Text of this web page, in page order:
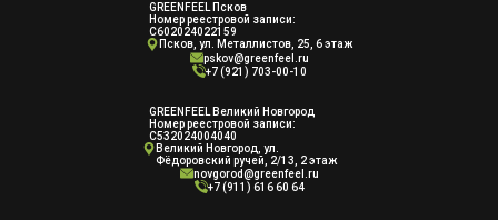
GREENFEEL Псков
Номер реестровой записи:
С602024022159
Псков, ул. Металлистов, 25, 6 этаж
pskov@greenfeel.ru
+7 (921) 703-00-10
GREENFEEL Великий Новгород
Номер реестровой записи:
С532024004040
Великий Новгород, ул.
Фёдоровский ручей, 2/13, 2 этаж
novgorod@greenfeel.ru
+7 (911) 616 60 64